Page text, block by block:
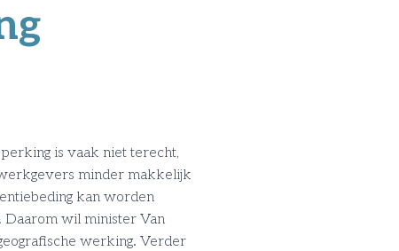
is vaak niet terecht,
minder makkelijk
kan worden
Daarom wil minister Van
werking. Verder